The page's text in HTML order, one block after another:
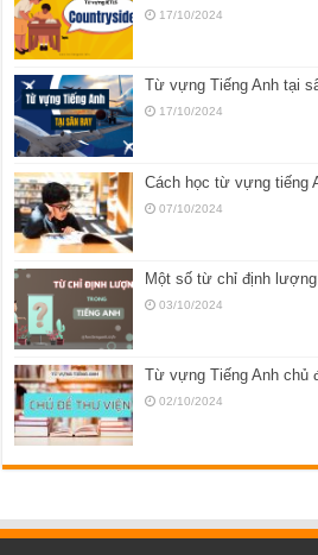
17/10/2024
Từ vựng Tiếng Anh tại
17/10/2024
Cách học từ vựng tiếng
07/10/2024
Một số từ chỉ định
03/10/2024
Từ vựng Tiếng Anh chủ
02/10/2024